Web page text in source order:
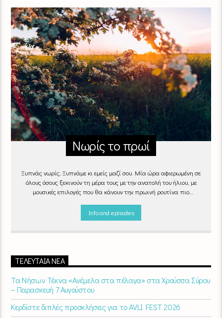
Νωρίς το πρωί
Ξυπνάς νωρίς; Ξυπνάμε κι εμείς μαζί σου. Μία ώρα αφιερωμένη σε
όλους όσους ξεκινούν τη μέρα τους με την ανατολή του ήλιου, με
μουσικές επιλογές που θα κάνουν την πρωινή ρουτίνα πιο
06:00 - 07:00 στον Empneusi 107 FM
Info and episodes
ΤΕΛΕΥΤΑΊΑ ΝΈΑ
Τα Νήσων Τέκνα «Ανέμελα στα πέλαγα» στα Χρούσσα Σύρου
– Παρασκευή 7 Αυγούστου
Κερδίστε διπλές προσκλήσεις για το AVLI FEST 2026